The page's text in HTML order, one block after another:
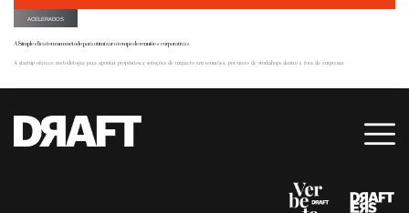
ACELERADOS
A Simplesfica tem um método para otimizar o tempo de reuniões corporativas
A startup oferece metodologia para apontar propósitos e soluções de impacto em reuniões, por meio de workshops dentro e fora de empresas.